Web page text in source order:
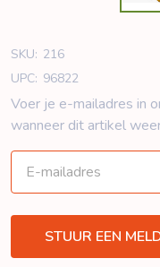
SKU: 216
UPC: 96822
Voer je e-mailadres in
wanneer dit artikel